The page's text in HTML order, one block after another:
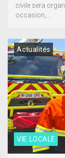
civile sera
occasion,...
VIE LOCALE
Actualités